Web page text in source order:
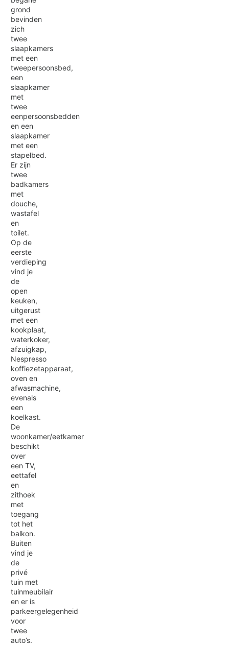
grond
bevinden
zich
twee
slaapkamers
met een
tweepersoonsbed,
een
slaapkamer
met
twee
eenpersoonsbedden
en een
slaapkamer
met een
stapelbed.
Er zijn
twee
badkamers
met
douche,
wastafel
en
toilet.
Op de
eerste
verdieping
vind je
de
open
keuken,
uitgerust
met een
kookplaat,
waterkoker,
afzuigkap,
Nespresso
koffiezetapparaat,
oven en
afwasmachine,
evenals
een
koelkast.
De
woonkamer/eetkamer
beschikt
over
een TV,
eettafel
en
zithoek
met
toegang
tot het
balkon.
Buiten
vind je
de
privé
tuin met
tuinmeubilair
en er is
parkeergelegenheid
voor
twee
auto’s.